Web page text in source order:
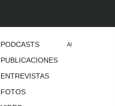
PODCASTS
PUBLICACIONES
ENTREVISTAS
FOTOS
Al